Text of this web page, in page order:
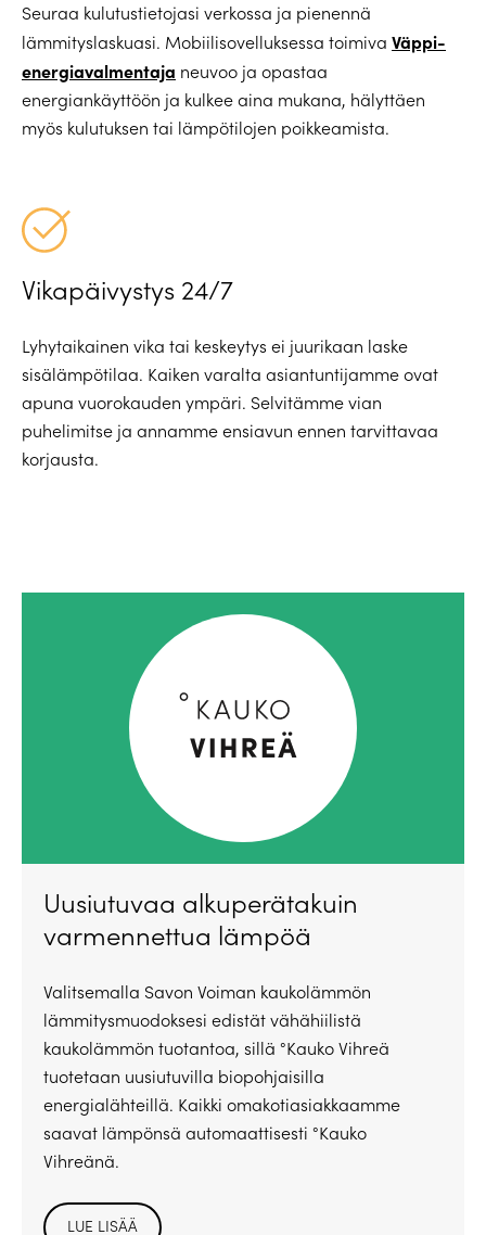
Seuraa kulutustietojasi verkossa ja pienennä
lämmityslaskuasi. Mobiilisovelluksessa toimiva Väppi-
energiavalmentaja neuvoo ja opastaa
energiankäyttöön ja kulkee aina mukana, hälyttäen
myös kulutuksen tai lämpötilojen poikkeamista.
Vikapäivystys 24/7
Lyhytaikainen vika tai keskeytys ei juurikaan laske
sisälämpötilaa. Kaiken varalta asiantuntijamme ovat
apuna vuorokauden ympäri. Selvitämme vian
puhelimitse ja annamme ensiavun ennen tarvittavaa
korjausta.
Uusiutuvaa alkuperätakuin
varmennettua lämpöä
Valitsemalla Savon Voiman kaukolämmön
lämmitysmuodoksesi edistät vähähiilistä
kaukolämmön tuotantoa, sillä °Kauko Vihreä
tuotetaan uusiutuvilla biopohjaisilla
energialähteillä. Kaikki omakotiasiakkaamme
saavat lämpönsä automaattisesti °Kauko
Vihreänä.
LUE LISÄÄ